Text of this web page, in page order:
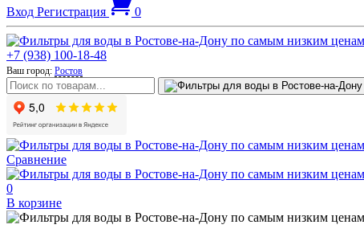
Вход Регистрация 0
+7 (938) 100-18-48
Ваш город: Ростов
Сравнение
0
В корзине